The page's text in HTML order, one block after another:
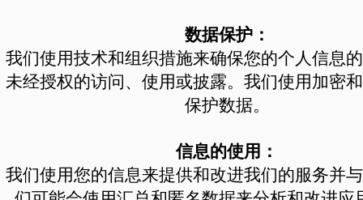
数据保护：
我们使用技术和组织措施来确保您的个人信息
未经授权的访问、使用或披露。我们使用加密
保护数据。
信息的使用：
我们使用您的信息来提供和改进我们的服务并